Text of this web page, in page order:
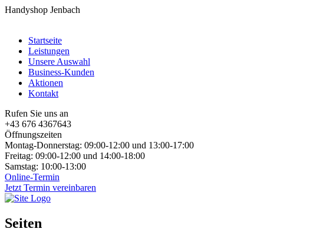
Handyshop Jenbach
Startseite
Leistungen
Unsere Auswahl
Business-Kunden
Aktionen
Kontakt
Rufen Sie uns an
+43 676 4367643
Öffnungszeiten
Montag-Donnerstag: 09:00-12:00 und 13:00-17:00
Freitag: 09:00-12:00 und 14:00-18:00
Samstag: 10:00-13:00
Online-Termin
Jetzt Termin vereinbaren
Seiten